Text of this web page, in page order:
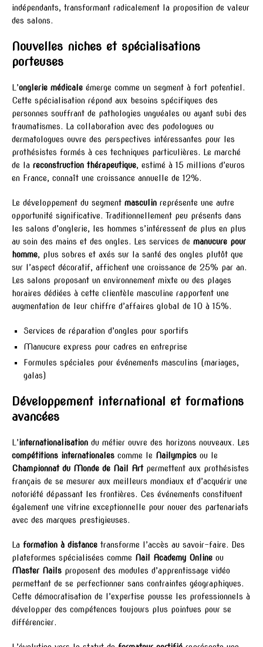
indépendants, transformant radicalement la proposition de valeur
des salons.
Nouvelles niches et spécialisations
porteuses
L’onglerie médicale émerge comme un segment à fort potentiel.
Cette spécialisation répond aux besoins spécifiques des
personnes souffrant de pathologies unguéales ou ayant subi des
traumatismes. La collaboration avec des podologues ou
dermatologues ouvre des perspectives intéressantes pour les
prothésistes formés à ces techniques particulières. Le marché
de la reconstruction thérapeutique, estimé à 15 millions d’euros
en France, connaît une croissance annuelle de 12%.
Le développement du segment masculin représente une autre
opportunité significative. Traditionnellement peu présents dans
les salons d’onglerie, les hommes s’intéressent de plus en plus
au soin des mains et des ongles. Les services de manucure pour
homme, plus sobres et axés sur la santé des ongles plutôt que
sur l’aspect décoratif, affichent une croissance de 25% par an.
Les salons proposant un environnement mixte ou des plages
horaires dédiées à cette clientèle masculine rapportent une
augmentation de leur chiffre d’affaires global de 10 à 15%.
Services de réparation d’ongles pour sportifs
Manucure express pour cadres en entreprise
Formules spéciales pour événements masculins (mariages,
galas)
Développement international et formations
avancées
L’internationalisation du métier ouvre des horizons nouveaux. Les
compétitions internationales comme le Nailympics ou le
Championnat du Monde de Nail Artpermettent aux prothésistes
français de se mesurer aux meilleurs mondiaux et d’acquérir une
notoriété dépassant les frontières. Ces événements constituent
également une vitrine exceptionnelle pour nouer des partenariats
avec des marques prestigieuses.
La formation à distance transforme l’accès au savoir-faire. Des
plateformes spécialisées comme Nail Academy Online ou
Master Nails proposent des modules d’apprentissage vidéo
permettant de se perfectionner sans contraintes géographiques.
Cette démocratisation de l’expertise pousse les professionnels à
développer des compétences toujours plus pointues pour se
différencier.